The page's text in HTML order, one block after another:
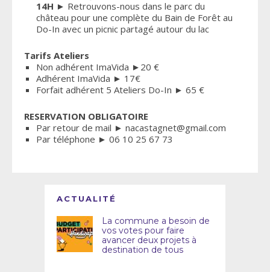
14H ► Retrouvons-nous dans le parc du
château pour une complète du Bain de Forêt au
Do-In avec un picnic partagé autour du lac
Tarifs Ateliers
Non adhérent ImaVida ►20 €
Adhérent ImaVida ► 17€
Forfait adhérent 5 Ateliers Do-In​ ► 65 €
RESERVATION OBLIGATOIRE
Par retour de mail ► nacastagnet@gmail.com
Par téléphone ► 06 10 25 67 73
ACTUALITÉ
La commune a besoin de
vos votes pour faire
avancer deux projets à
destination de tous